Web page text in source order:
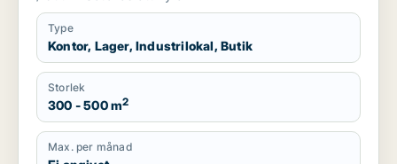
Type
Kontor, Lager, Industrilokal, Butik
Storlek
300 - 500 m2
Max. per månad